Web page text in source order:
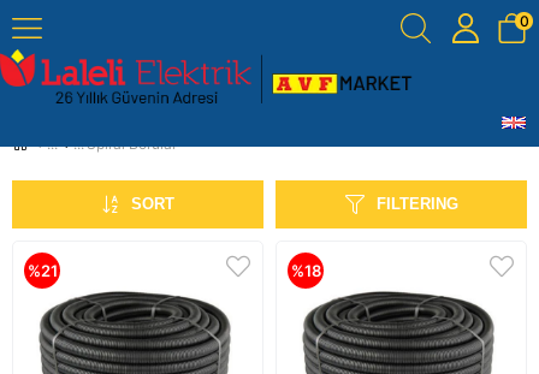
0
Spiral Borular
FILTERING
SORT
%21 %18